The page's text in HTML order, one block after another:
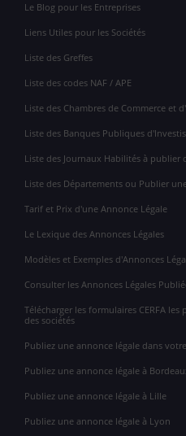
Le Blog pour les Entreprises
Liens Utiles pour les Sociétés
Liste des Greffes
Liste des codes NAF / APE
Liste des Chambres de Commerce et
Liste des Banques Publiques
Liste des Journaux Habilités à publier
Liste des Départements ou Publier
Tarif et Prix d'une Annonce Légale
Le Lexique des Annonces Légales
Modèles et Exemples d'Annonces
Consulter les Annonces Légales
Télécharger les formulaires CERFA
des sociétés
Publiez une annonce légale dans
Publiez une annonce légale à
Publiez une annonce légale à Lille
Publiez une annonce légale à Lyon